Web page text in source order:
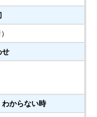
せ
からない時